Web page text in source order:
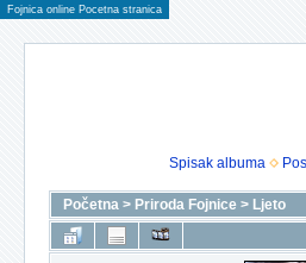
Fojnica online Pocetna stranica
Spisak albuma
Početna > Priroda Fojnice > Ljeto